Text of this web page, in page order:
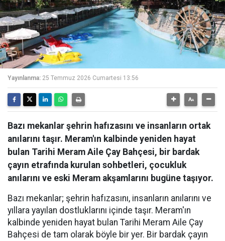
Yayınlanma: 25 Temmuz 2026 Cumartesi 13:56
Bazı mekanlar şehrin hafızasını ve insanların ortak
anılarını taşır. Meram'ın kalbinde yeniden hayat
bulan Tarihi Meram Aile Çay Bahçesi, bir bardak
çayın etrafında kurulan sohbetleri, çocukluk
anılarını ve eski Meram akşamlarını bugüne taşıyor.
Bazı mekanlar; şehrin hafızasını, insanların anılarını ve
yıllara yayılan dostluklarını içinde taşır. Meram'ın
kalbinde yeniden hayat bulan Tarihi Meram Aile Çay
Bahçesi de tam olarak böyle bir yer. Bir bardak çayın